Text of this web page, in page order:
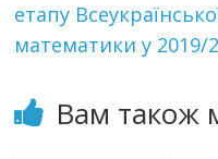
етапу
математики у 2019/
Вам також